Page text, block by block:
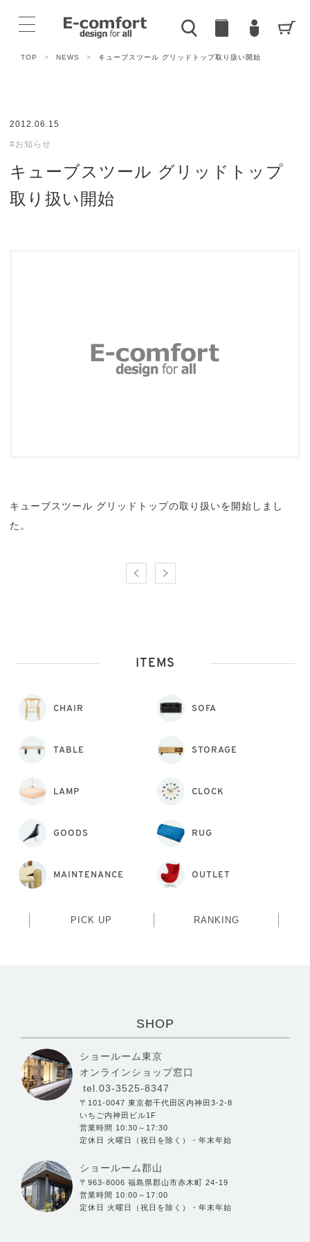
TOP > NEWS > キューブスツール グリッドトップ取り扱い開始
2012.06.15
#お知らせ
キューブスツール グリッドトップ
取り扱い開始
キューブスツール グリッドトップの取り扱いを開始しまし
た。
ITEMS
CHAIR SOFA
TABLE STORAGE
LAMP CLOCK
GOODS RUG
MAINTENANCE OUTLET
PICK UP RANKING
SHOP
ショールーム東京
オンラインショップ窓口
tel.03-3525-8347
〒101-0047 東京都千代田区内神田3-2-8
いちご内神田ビル1F
営業時間 10:30～17:30
定休日 火曜日（祝日を除く）・年末年始
ショールーム郡山
〒963-8006 福島県郡山市赤木町 24-19
営業時間 10:00～17:00
定休日 火曜日（祝日を除く）・年末年始